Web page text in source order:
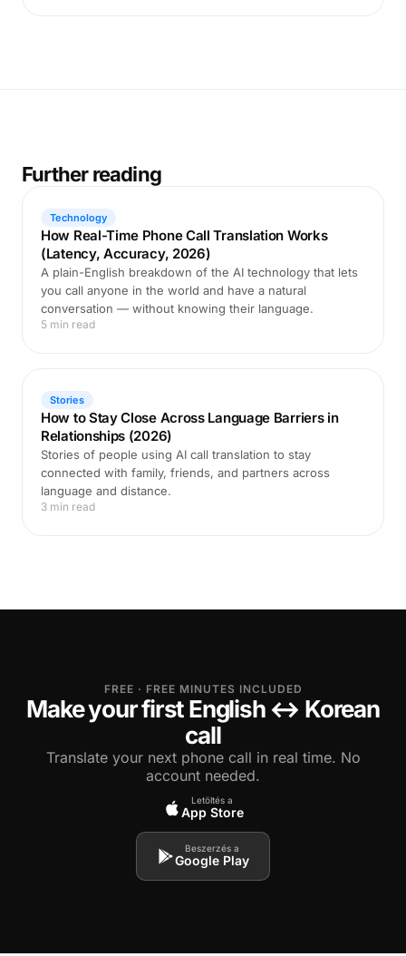
Further reading
Technology
How Real-Time Phone Call Translation Works
(Latency, Accuracy, 2026)
A plain-English breakdown of the AI technology that lets
you call anyone in the world and have a natural
conversation — without knowing their language.
5 min read
Stories
How to Stay Close Across Language Barriers in
Relationships (2026)
Stories of people using AI call translation to stay
connected with family, friends, and partners across
language and distance.
3 min read
FREE · FREE MINUTES INCLUDED
Make your first English ↔ Korean
call
Translate your next phone call in real time. No
account needed.
Letöltés a
App Store
Beszerzés a
Google Play